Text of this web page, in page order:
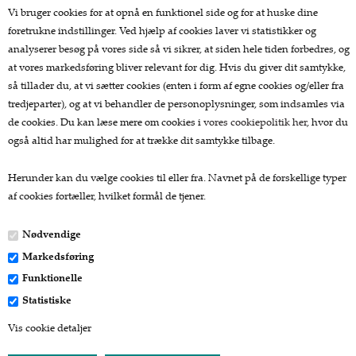
Vi bruger cookies for at opnå en funktionel side og for at huske dine
foretrukne indstillinger. Ved hjælp af cookies laver vi statistikker og
analyserer besøg på vores side så vi sikrer, at siden hele tiden forbedres, og
at vores markedsføring bliver relevant for dig. Hvis du giver dit samtykke,
så tillader du, at vi sætter cookies (enten i form af egne cookies og/eller fra
tredjeparter), og at vi behandler de personoplysninger, som indsamles via
de cookies. Du kan læse mere om cookies i vores cookiepolitik her, hvor du
også altid har mulighed for at trække dit samtykke tilbage.
Herunder kan du vælge cookies til eller fra. Navnet på de forskellige typer
af cookies fortæller, hvilket formål de tjener.
Nødvendige
Markedsføring
Funktionelle
Statistiske
Vis cookie detaljer
Køkkenknive
Tekstiler
Te og kaffe
Lækkerier
Gaver
Kurv
Bestil
Tilbud
Profil
Vilkår
Fragtpriser
Kontakt